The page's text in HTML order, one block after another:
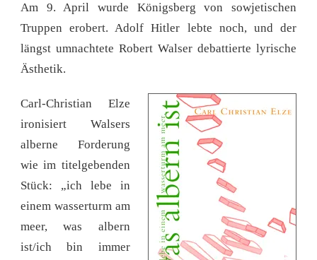
Am 9. April wurde Königsberg von sowjetischen
Truppen erobert. Adolf Hitler lebte noch, und der
längst umnachtete Robert Walser debattierte lyrische
Ästhetik.
Carl-Christian Elze
ironisiert Walsers
alberne Forderung
wie im titelgebenden
Stück: „ich lebe in
einem wasserturm am
meer, was albern
ist/ich bin immer